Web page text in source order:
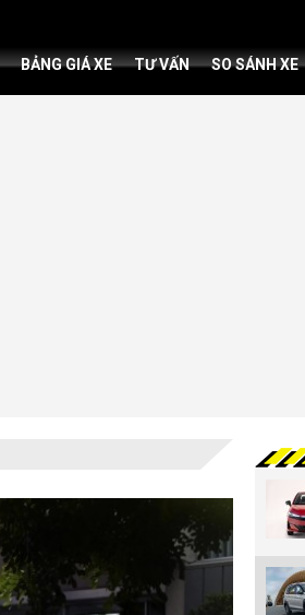
BẢNG GIÁ XE TƯ VẤN SO SÁNH XE